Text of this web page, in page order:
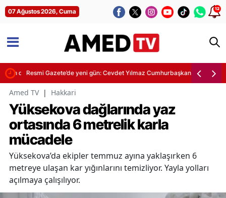
07 Ağustos 2026, Cuma 12
son deprem hareketliliği
Resmi Gazete’de yeni gün: Cevdet Yılmaz Cumhurbaşkanlığına
Amed TV | Hakkari
Yüksekova dağlarında yaz
ortasında 6 metrelik karla
mücadele
Yüksekova’da ekipler temmuz ayına yaklaşırken 6
metreye ulaşan kar yığınlarını temizliyor. Yayla yolları
açılmaya çalışılıyor.